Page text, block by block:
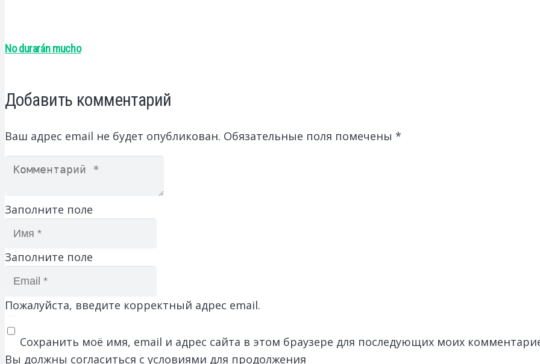
No durarán mucho
Добавить комментарий
Ваш адрес email не будет опубликован. Обязательные поля помечены *
Заполните поле
Заполните поле
Пожалуйста, введите корректный адрес email.
Сохранить моё имя, email и адрес сайта в этом браузере для последующих моих
Вы должны согласиться с условиями для продолжения